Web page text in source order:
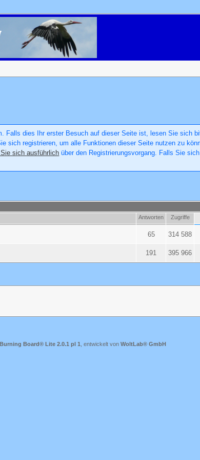
Falls dies Ihr erster Besuch auf dieser Seite ist, lesen Sie sich
sich registrieren, um alle Funktionen dieser Seite nutzen zu
sich ausführlich über den Registrierungsvorgang. Falls Sie
Antworten Zugriffe
65 314 588
191 395 966
Burning Board® Lite 2.0.1 pl 1 , entwickelt von WoltLab® GmbH